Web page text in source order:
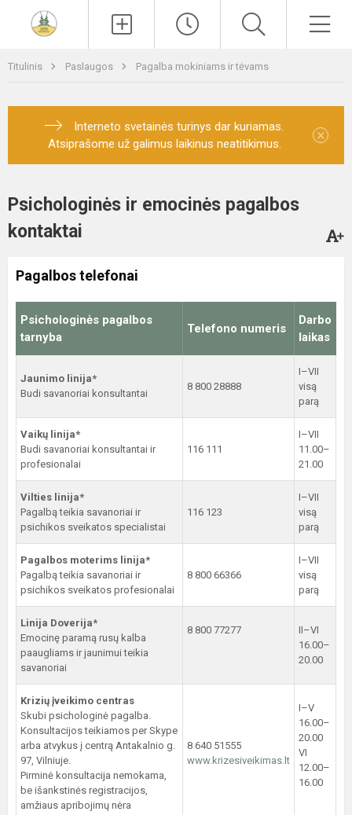
Titulinis Paslaugos Pagalba mokiniams ir tėvams
Interneto svetainės turinys dar kuriamas.
Atsiprašome už galimus laikinus neatitikimus.
×
Psichologinės ir emocinės pagalbos
kontaktai
Pagalbos telefonai
Psichologinės pagalbos
tarnyba
Telefono numeris
Darbo
laikas
Jaunimo linija*
Budi savanoriai konsultantai
8 800 28888
I–VII
visą
parą
Vaikų linija*
Budi savanoriai konsultantai ir
profesionalai
116 111
I–VII
11.00–
21.00
Vilties linija*
Pagalbą teikia savanoriai ir
psichikos sveikatos specialistai
116 123
I–VII
visą
parą
Pagalbos moterims linija*
Pagalbą teikia savanoriai ir
psichikos sveikatos profesionalai
8 800 66366
I–VII
visą
parą
Linija Doverija*
Emocinę paramą rusų kalba
paaugliams ir jaunimui teikia
savanoriai
8 800 77277
II–VI
16.00–
20.00
Krizių įveikimo centras
Skubi psichologinė pagalba.
Konsultacijos teikiamos per Skype
arba atvykus į centrą Antakalnio g.
97, Vilniuje.
Pirminė konsultacija nemokama,
be išankstinės registracijos,
amžiaus apribojimų nėra
8 640 51555
www.krizesiveikimas.lt
I–V
16.00–
20.00
VI
12.00–
16.00